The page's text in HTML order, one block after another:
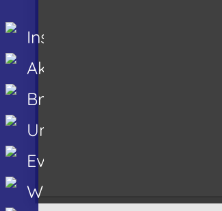
Insel Baltrum
Aktuelles
Branchenbuch
Unterkünfte
Events
Webcams